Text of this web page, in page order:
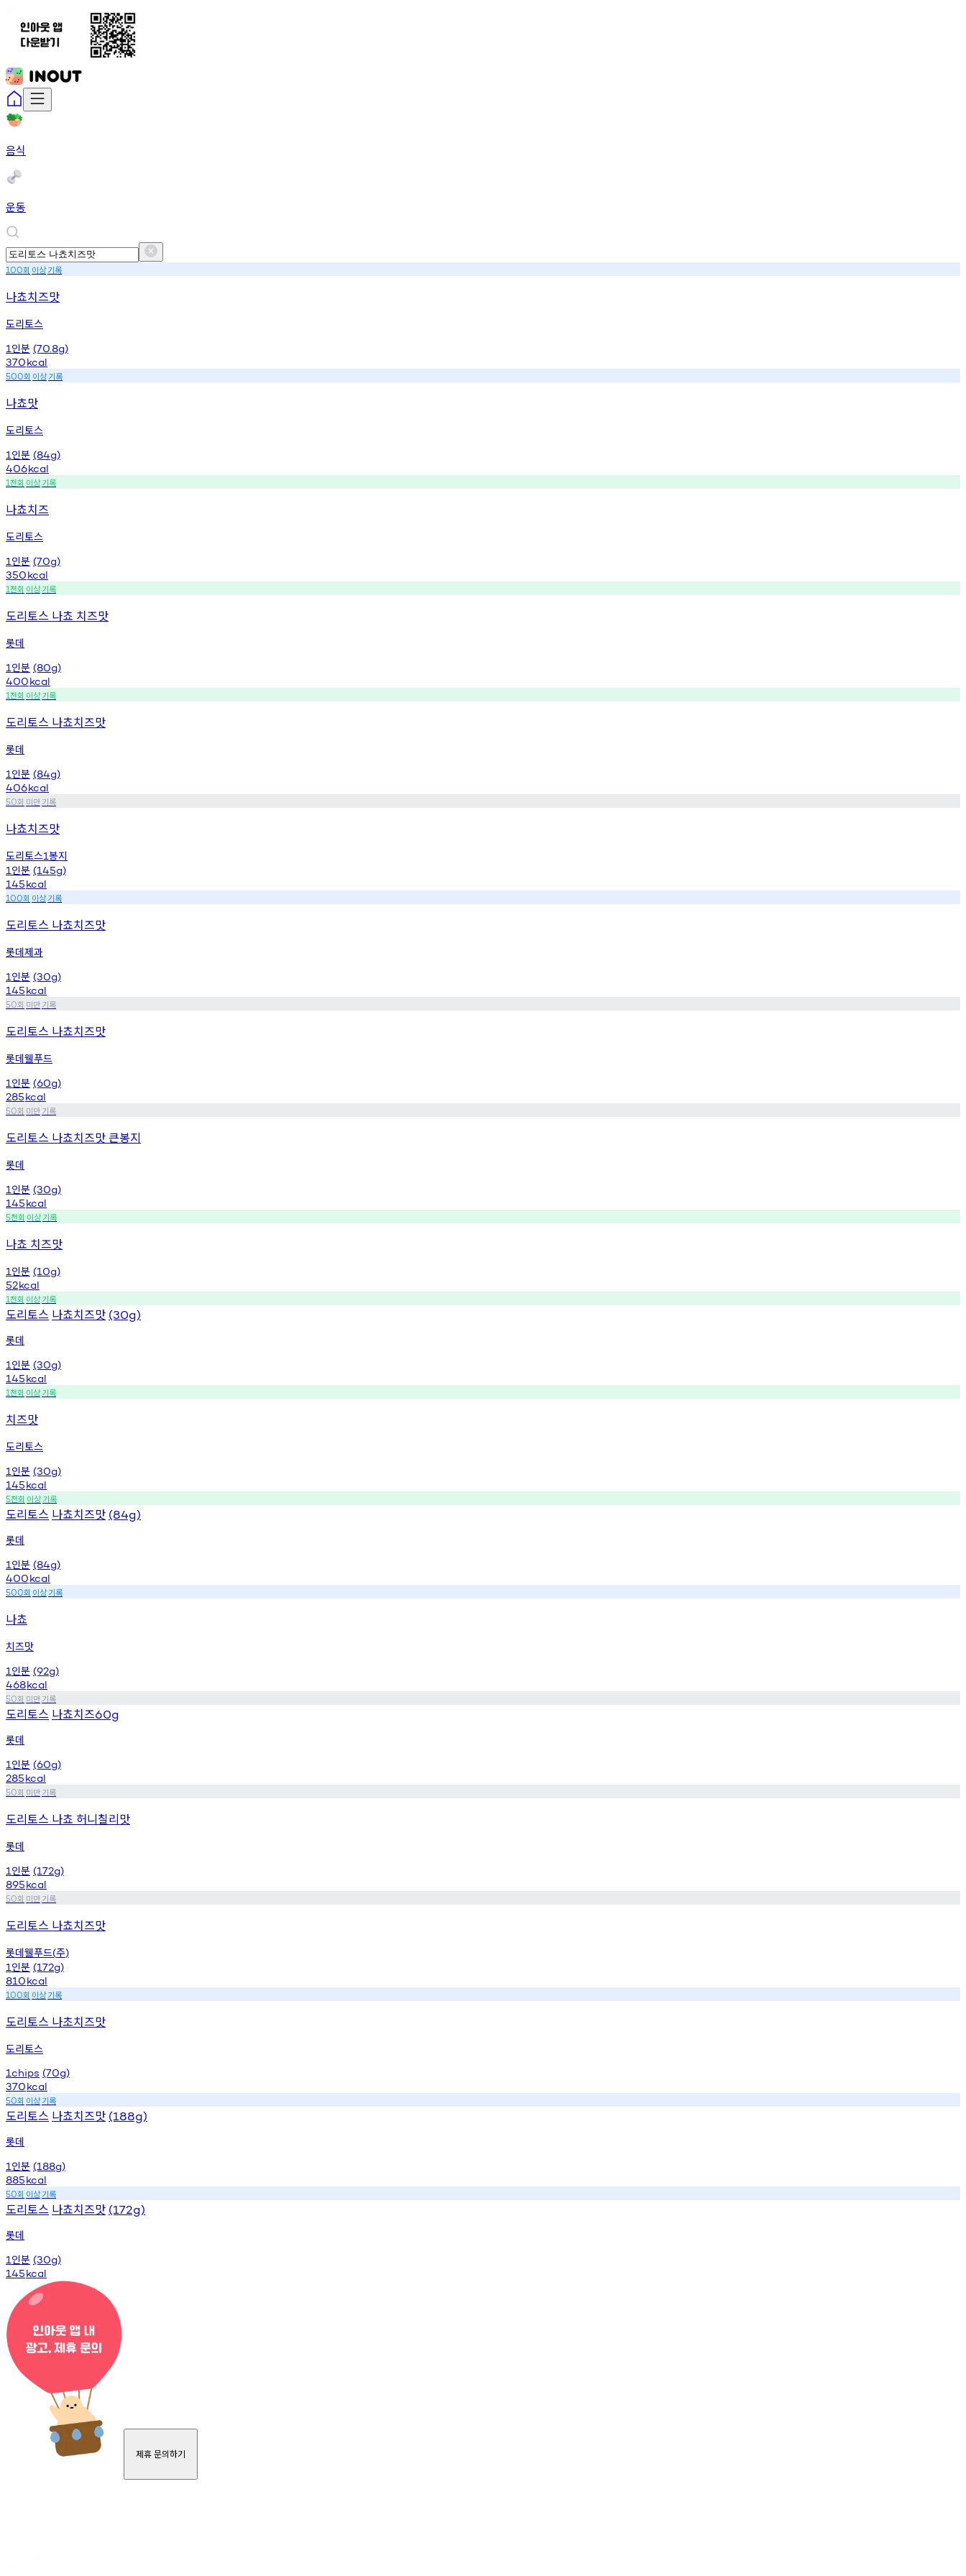
음식
운동
100회 이상기록
나쵸치즈맛
도리토스
1 인분 (70.8g)
370kcal
500회 이상기록
나쵸맛
도리토스
1 인분 (84g)
406kcal
1천회 이상기록
나쵸치즈
도리토스
1 인분 (70g)
350kcal
1천회 이상기록
도리토스 나쵸 치즈맛
롯데
1 인분 (80g)
400kcal
1천회 이상기록
도리토스 나쵸치즈맛
롯데
1 인분 (84g)
406kcal
50회 미만기록
나쵸치즈맛
도리토스1봉지
1 인분 (145g)
145kcal
100회 이상기록
도리토스 나쵸치즈맛
롯데제과
1 인분 (30g)
145kcal
50회 미만기록
도리토스 나쵸치즈맛
롯데웰푸드
1 인분 (60g)
285kcal
50회 미만기록
도리토스 나쵸치즈맛 큰봉지
롯데
1 인분 (30g)
145kcal
5천회 이상기록
나쵸 치즈맛
1 인분 (10g)
52kcal
1천회 이상기록
도리토스 나쵸치즈맛 (30g)
롯데
1 인분 (30g)
145kcal
1천회 이상기록
치즈맛
도리토스
1 인분 (30g)
145kcal
5천회 이상기록
도리토스 나쵸치즈맛 (84g)
롯데
1 인분 (84g)
400kcal
500회 이상기록
나쵸
치즈맛
1 인분 (92g)
468kcal
50회 미만기록
도리토스 나쵸치즈60g
롯데
1 인분 (60g)
285kcal
50회 미만기록
도리토스 나쵸 허니칠리맛
롯데
1 인분 (172g)
895kcal
50회 미만기록
도리토스 나쵸치즈맛
롯데웰푸드(주)
1 인분 (172g)
810kcal
100회 이상기록
도리토스 나초치즈맛
도리토스
1chips (70g)
370kcal
50회 이상기록
도리토스 나쵸치즈맛 (188g)
롯데
1 인분 (188g)
885kcal
50회 이상기록
도리토스 나쵸치즈맛 (172g)
롯데
1 인분 (30g)
145kcal
제휴 문의하기